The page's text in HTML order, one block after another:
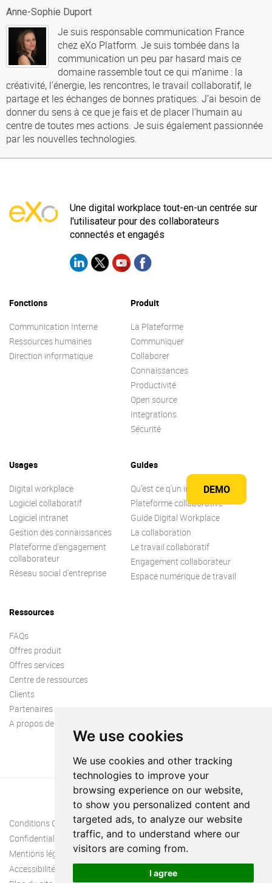
We use cookies
We use cookies and other tracking
technologies to improve your
browsing experience on our website,
to show you personalized content and
targeted ads, to analyze our website
traffic, and to understand where our
visitors are coming from.
I agree
DEMO
Anne-Sophie Duport
Je suis responsable communication France
chez eXo Platform. Je suis tombée dans la
communication un peu par hasard mais ce
domaine rassemble tout ce qui m’anime : la
créativité, l’énergie, les rencontres, le travail collaboratif, le
partage et les échanges de bonnes pratiques. J’ai besoin de
donner du sens à ce que je fais et de placer l’humain au
centre de toutes mes actions. Je suis également passionnée
par les nouvelles technologies.
Une digital workplace tout-en-un centrée sur
l'utilisateur pour des collaborateurs
connectés et engagés
Fonctions
Communication Interne
Ressources humaines
Direction informatique
Produit
La Plateforme
Communiquer
Collaborer
Connaissances
Productivité
Open source
Integrations
Sécurité
Usages
Digital workplace
Logiciel collaboratif
Logiciel intranet
Gestion des connaissances
Plateforme d’engagement
collaborateur
Réseau social d’entreprise
Guides
Qu’est ce q’un intranet ?
Plateforme collaborative
Guide Digital Workplace
La collaboration
Le travail collaboratif
Engagement collaborateur
Espace numérique de travail
Ressources
FAQs
Offres produit
Offres services
Centre de ressources
Clients
Partenaires
A propos de nous
Conditions Générales
Confidentialité
Mentions légales
Accessibilité